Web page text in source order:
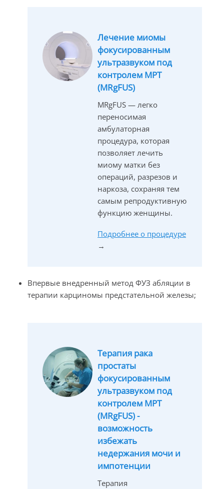
Лечение миомы
фокусированным
ультразвуком под
контролем МРТ
(MRgFUS)
MRgFUS — легко
переносимая
амбулаторная
процедура, которая
позволяет лечить
миому матки без
операций, разрезов и
наркоза, сохраняя тем
самым репродуктивную
функцию женщины.
Подробнее о процедуре
→
Впервые внедренный метод ФУЗ абляции в
терапии карциномы предстательной железы;
Терапия рака
простаты
фокусированным
ультразвуком под
контролем МРТ
(MRgFUS) -
возможность
избежать
недержания мочи и
импотенции
Терапия